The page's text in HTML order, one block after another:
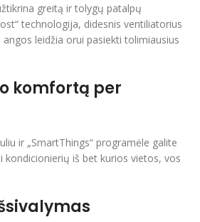
greitą ir tolygų patalpų
technologija, didesnis ventiliatorius
leidžia orui pasiekti tolimiausius
komfortą per
ir „SmartThings“ programėle galite
kondicionierių iš bet kurios vietos, vos